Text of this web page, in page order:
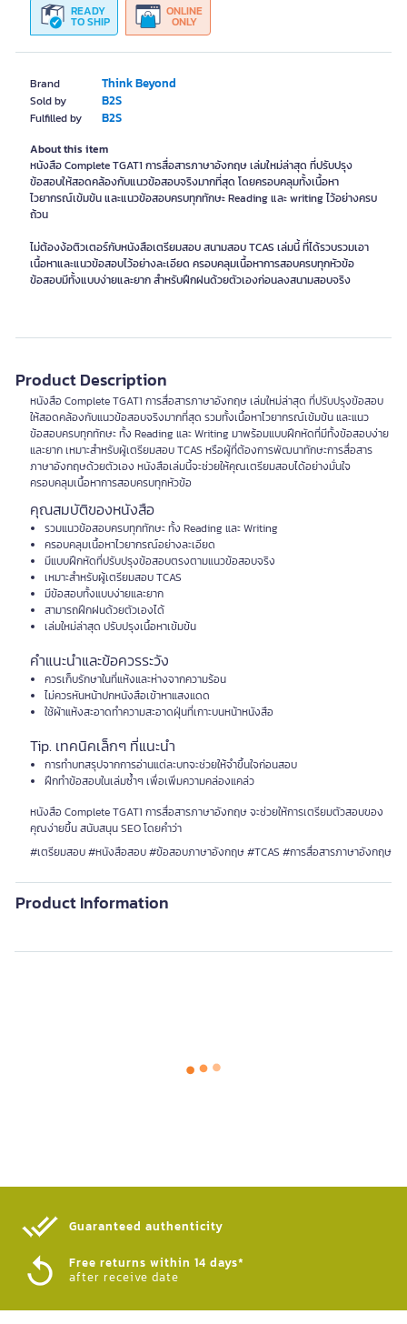
Brand Think Beyond
Sold by B2S
Fulfilled by B2S
READY
TO SHIP
ONLINE
ONLY
About this item
หนังสือ Complete TGAT1 การสื่อสารภาษาอังกฤษ เล่มใหม่ล่าสุด ที่ปรับปรุง
ข้อสอบให้สอดคล้องกับแนวข้อสอบจริงมากที่สุด โดยครอบคลุมทั้งเนื้อหา
ไวยากรณ์เข้มข้น และแนวข้อสอบครบทุกทักษะ Reading และ writing ไว้อย่างครบ
ถ้วน
ไม่ต้องง้อติวเตอร์กับหนังสือเตรียมสอบ สนามสอบ TCAS เล่มนี้ ที่ได้รวบรวมเอา
เนื้อหาและแนวข้อสอบไว้อย่างละเอียด ครอบคลุมเนื้อหาการสอบครบทุกหัวข้อ
ข้อสอบมีทั้งแบบง่ายและยาก สำหรับฝึกฝนด้วยตัวเองก่อนลงสนามสอบจริง
Product Description
หนังสือ Complete TGAT1 การสื่อสารภาษาอังกฤษ เล่มใหม่ล่าสุด ที่ปรับปรุงข้อสอบ
ให้สอดคล้องกับแนวข้อสอบจริงมากที่สุด รวมทั้งเนื้อหาไวยากรณ์เข้มข้น และแนว
ข้อสอบครบทุกทักษะ ทั้ง Reading และ Writing มาพร้อมแบบฝึกหัดที่มีทั้งข้อสอบง่าย
และยาก เหมาะสำหรับผู้เตรียมสอบ TCAS หรือผู้ที่ต้องการพัฒนาทักษะการสื่อสาร
ภาษาอังกฤษด้วยตัวเอง หนังสือเล่มนี้จะช่วยให้คุณเตรียมสอบได้อย่างมั่นใจ
ครอบคลุมเนื้อหาการสอบครบทุกหัวข้อ
คุณสมบัติของหนังสือ
รวมแนวข้อสอบครบทุกทักษะ ทั้ง Reading และ Writing
ครอบคลุมเนื้อหาไวยากรณ์อย่างละเอียด
มีแบบฝึกหัดที่ปรับปรุงข้อสอบตรงตามแนวข้อสอบจริง
เหมาะสำหรับผู้เตรียมสอบ TCAS
มีข้อสอบทั้งแบบง่ายและยาก
สามารถฝึกฝนด้วยตัวเองได้
เล่มใหม่ล่าสุด ปรับปรุงเนื้อหาเข้มข้น
คำแนะนำและข้อควรระวัง
ควรเก็บรักษาในที่แห้งและห่างจากความร้อน
ไม่ควรหันหน้าปกหนังสือเข้าหาแสงแดด
ใช้ผ้าแห้งสะอาดทำความสะอาดฝุ่นที่เกาะบนหน้าหนังสือ
Tip. เทคนิคเล็กๆ ที่แนะนำ
การทำบทสรุปจากการอ่านแต่ละบทจะช่วยให้จำขึ้นใจก่อนสอบ
ฝึกทำข้อสอบในเล่มซ้ำๆ เพื่อเพิ่มความคล่องแคล่ว
หนังสือ Complete TGAT1 การสื่อสารภาษาอังกฤษ จะช่วยให้การเตรียมตัวสอบของ
คุณง่ายขึ้น สนับสนุน SEO โดยคำว่า
#เตรียมสอบ #หนังสือสอบ #ข้อสอบภาษาอังกฤษ #TCAS #การสื่อสารภาษาอังกฤษ
Product Information
Guaranteed authenticity​
Free returns within 14 days*
after receive date